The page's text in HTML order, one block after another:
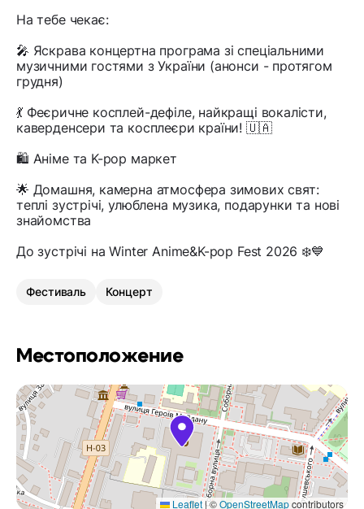
На тебе чекає:
🎤 Яскрава концертна програма зі спеціальними
музичними гостями з України (анонси - протягом
грудня)
💃 Феєричне косплей-дефіле, найкращі вокалісти,
каверденсери та косплеєри країни! 🇺🇦
🛍 Аніме та K-pop маркет
🌟 Домашня, камерна атмосфера зимових свят:
теплі зустрічі, улюблена музика, подарунки та нові
знайомства
До зустрічі на Winter Anime&K-pop Fest 2026 ❄️💙
Фестиваль Концерт
Местоположение
Leaflet|©OpenStreetMapcontributors